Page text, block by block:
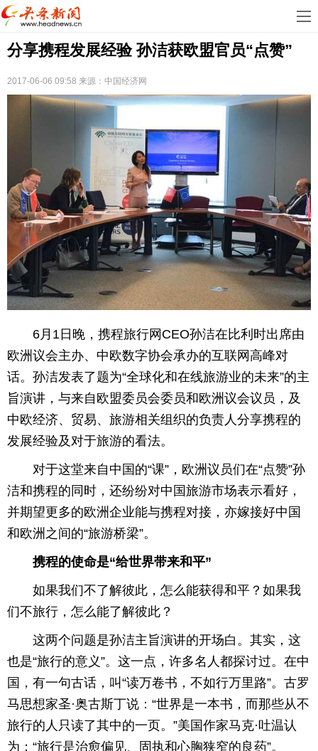
首
页
娱
乐
科
育
健
活
时
尚
体
儿
旅
游
游
戏
快
文
化
分享携程发展经验 孙洁获欧盟官员“点赞”
2017-06-06 09:58 来源：中国经济网
6月1日晚，携程旅行网CEO孙洁在比利时出席由
欧洲议会主办、中欧数字协会承办的互联网高峰对
话。孙洁发表了题为“全球化和在线旅游业的未来”的主
旨演讲，与来自欧盟委员会委员和欧洲议会议员，及
中欧经济、贸易、旅游相关组织的负责人分享携程的
发展经验及对于旅游的看法。
对于这堂来自中国的“课”，欧洲议员们在“点赞”孙
洁和携程的同时，还纷纷对中国旅游市场表示看好，
并期望更多的欧洲企业能与携程对接，亦嫁接好中国
和欧洲之间的“旅游桥梁”。
携程的使命是“给世界带来和平”
如果我们不了解彼此，怎么能获得和平？如果我
们不旅行，怎么能了解彼此？
这两个问题是孙洁主旨演讲的开场白。其实，这
也是“旅行的意义”。这一点，许多名人都探讨过。在中
国，有一句古话，叫“读万卷书，不如行万里路”。古罗
马思想家圣·奥古斯丁说：“世界是一本书，而那些从不
旅行的人只读了其中的一页。”美国作家马克·吐温认
为：“旅行是治愈偏见、固执和心胸狭窄的良药”。